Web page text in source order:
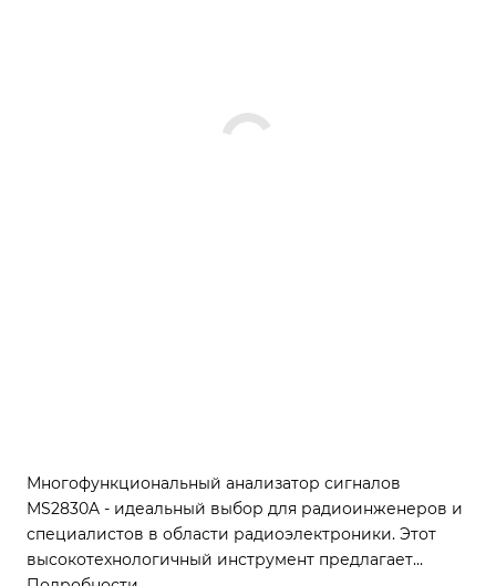
Многофункциональный анализатор сигналов
MS2830A - идеальный выбор для радиоинженеров и
специалистов в области радиоэлектроники. Этот
высокотехнологичный инструмент предлагает